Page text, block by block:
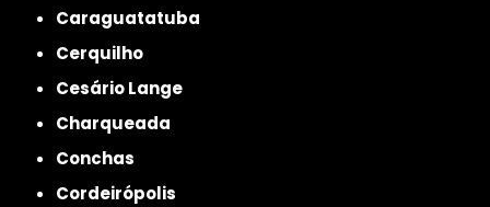
Caraguatatuba
Cerquilho
Cesário Lange
Charqueada
Conchas
Cordeirópolis